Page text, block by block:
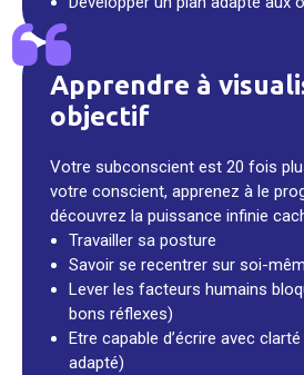
Apprendre à
objectif
Votre subconscient est 20 fois
votre conscient, apprenez à le
découvrez la puissance infinie
Travailler sa posture
Savoir se recentrer sur soi-
Lever les facteurs humains
bons réflexes)
Etre capable d’écrire avec
adapté)